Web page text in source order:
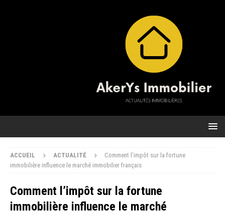
ACCUEIL ACTUALITÉ
Comment l’impôt sur la fortune
immobilière influence le marché immobilier français
Comment l’impôt sur la fortune
immobilière influence le marché